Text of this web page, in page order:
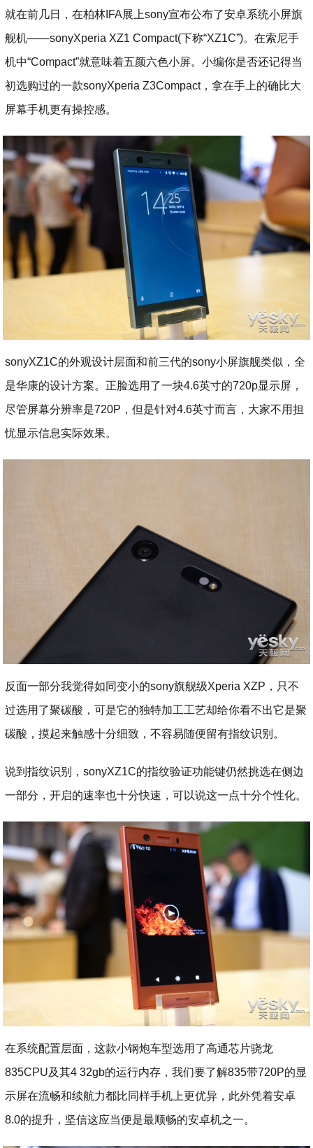
就在前几日，在柏林IFA展上sony宣布公布了安卓系统小屏旗
舰机——sonyXperia XZ1 Compact(下称“XZ1C”)。在索尼手
机中“Compact”就意味着五颜六色小屏。小编你是否还记得当
初选购过的一款sonyXperia Z3Compact，拿在手上的确比大
屏幕手机更有操控感。
sonyXZ1C的外观设计层面和前三代的sony小屏旗舰类似，全
是华康的设计方案。正脸选用了一块4.6英寸的720p显示屏，
尽管屏幕分辨率是720P，但是针对4.6英寸而言，大家不用担
忧显示信息实际效果。
反面一部分我觉得如同变小的sony旗舰级Xperia XZP，只不
过选用了聚碳酸，可是它的独特加工工艺却给你看不出它是聚
碳酸，摸起来触感十分细致，不容易随便留有指纹识别。
说到指纹识别，sonyXZ1C的指纹验证功能键仍然挑选在侧边
一部分，开启的速率也十分快速，可以说这一点十分个性化。
在系统配置层面，这款小钢炮车型选用了高通芯片骁龙
835CPU及其4 32gb的运行内存，我们要了解835带720P的显
示屏在流畅和续航力都比同样手机上更优异，此外凭着安卓
8.0的提升，坚信这应当便是最顺畅的安卓机之一。